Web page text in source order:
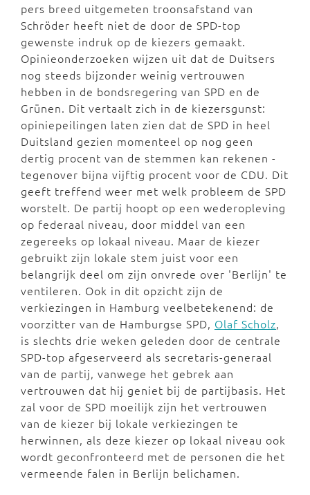
pers breed uitgemeten troonsafstand van
Schröder heeft niet de door de SPD-top
gewenste indruk op de kiezers gemaakt.
Opinieonderzoeken wijzen uit dat de Duitsers
nog steeds bijzonder weinig vertrouwen
hebben in de bondsregering van SPD en de
Grünen. Dit vertaalt zich in de kiezersgunst:
opiniepeilingen laten zien dat de SPD in heel
Duitsland gezien momenteel op nog geen
dertig procent van de stemmen kan rekenen -
tegenover bijna vijftig procent voor de CDU. Dit
geeft treffend weer met welk probleem de SPD
worstelt. De partij hoopt op een wederopleving
op federaal niveau, door middel van een
zegereeks op lokaal niveau. Maar de kiezer
gebruikt zijn lokale stem juist voor een
belangrijk deel om zijn onvrede over 'Berlijn' te
ventileren. Ook in dit opzicht zijn de
verkiezingen in Hamburg veelbetekenend: de
voorzitter van de Hamburgse SPD, Olaf Scholz,
is slechts drie weken geleden door de centrale
SPD-top afgeserveerd als secretaris-generaal
van de partij, vanwege het gebrek aan
vertrouwen dat hij geniet bij de partijbasis. Het
zal voor de SPD moeilijk zijn het vertrouwen
van de kiezer bij lokale verkiezingen te
herwinnen, als deze kiezer op lokaal niveau ook
wordt geconfronteerd met de personen die het
vermeende falen in Berlijn belichamen.